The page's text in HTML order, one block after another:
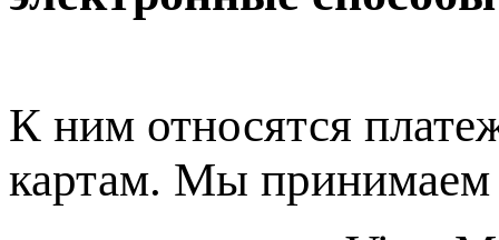
К ним относятся
картам. Мы принимаем